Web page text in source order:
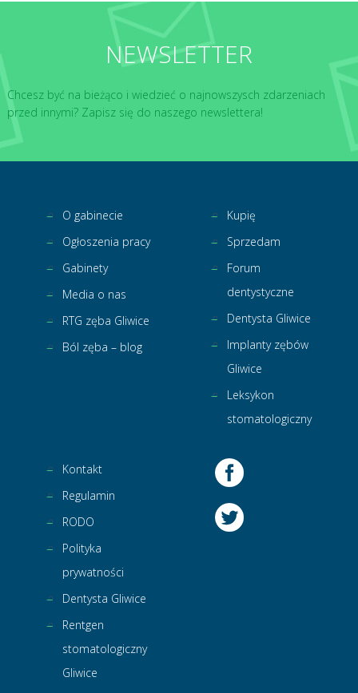
NEWSLETTER
Chcesz być na bieżąco i wiedzieć o najnowszysch zdarzeniach
przed innymi? Zapisz się do naszego newslettera!
O gabinecie
Ogłoszenia pracy
Gabinety
Media o nas
RTG zęba Gliwice
Ból zęba – blog
Kupię
Sprzedam
Forum
dentystyczne
Dentysta Gliwice
Implanty zębów
Gliwice
Leksykon
stomatologiczny
Kontakt
Regulamin
RODO
Polityka
prywatności
Dentysta Gliwice
Rentgen
stomatologiczny
Gliwice